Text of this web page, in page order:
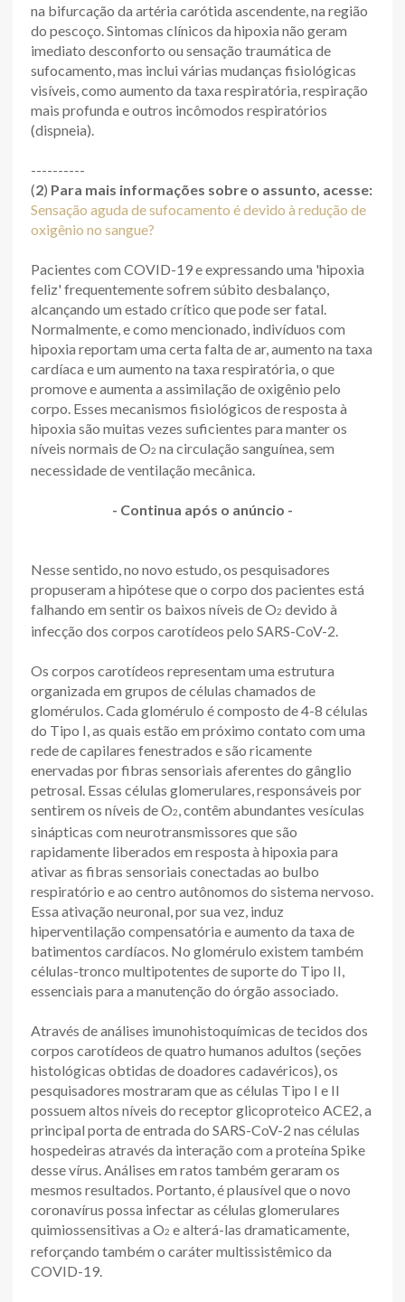
na bifurcação da artéria carótida ascendente, na região
do pescoço. Sintomas clínicos da hipoxia não geram
imediato desconforto ou sensação traumática de
sufocamento, mas inclui várias mudanças fisiológicas
visíveis, como aumento da taxa respiratória, respiração
mais profunda e outros incômodos respiratórios
(dispneia).
----------
(2) Para mais informações sobre o assunto, acesse:
Sensação aguda de sufocamento é devido à redução de
oxigênio no sangue?
Pacientes com COVID-19 e expressando uma 'hipoxia
feliz' frequentemente sofrem súbito desbalanço,
alcançando um estado crítico que pode ser fatal.
Normalmente, e como mencionado, indivíduos com
hipoxia reportam uma certa falta de ar, aumento na taxa
cardíaca e um aumento na taxa respiratória, o que
promove e aumenta a assimilação de oxigênio pelo
corpo. Esses mecanismos fisiológicos de resposta à
hipoxia são muitas vezes suficientes para manter os
níveis normais de O2 na circulação sanguínea, sem
necessidade de ventilação mecânica.
- Continua após o anúncio -
Nesse sentido, no novo estudo, os pesquisadores
propuseram a hipótese que o corpo dos pacientes está
falhando em sentir os baixos níveis de O2 devido à
infecção dos corpos carotídeos pelo SARS-CoV-2.
Os corpos carotídeos representam uma estrutura
organizada em grupos de células chamados de
glomérulos. Cada glomérulo é composto de 4-8 células
do Tipo I, as quais estão em próximo contato com uma
rede de capilares fenestrados e são ricamente
enervadas por fibras sensoriais aferentes do gânglio
petrosal. Essas células glomerulares, responsáveis por
sentirem os níveis de O2, contêm abundantes vesículas
sinápticas com neurotransmissores que são
rapidamente liberados em resposta à hipoxia para
ativar as fibras sensoriais conectadas ao bulbo
respiratório e ao centro autônomos do sistema nervoso.
Essa ativação neuronal, por sua vez, induz
hiperventilação compensatória e aumento da taxa de
batimentos cardíacos. No glomérulo existem também
células-tronco multipotentes de suporte do Tipo II,
essenciais para a manutenção do órgão associado.
Através de análises imunohistoquímicas de tecidos dos
corpos carotídeos de quatro humanos adultos (seções
histológicas obtidas de doadores cadavéricos), os
pesquisadores mostraram que as células Tipo I e II
possuem altos níveis do receptor glicoproteico ACE2, a
principal porta de entrada do SARS-CoV-2 nas células
hospedeiras através da interação com a proteína Spike
desse vírus. Análises em ratos também geraram os
mesmos resultados. Portanto, é plausível que o novo
coronavírus possa infectar as células glomerulares
quimiossensitivas a O2 e alterá-las dramaticamente,
reforçando também o caráter multissistêmico da
COVID-19.